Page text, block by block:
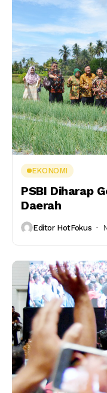
EKONOMI
PSBI Diharap
Daerah
Editor HotFokus